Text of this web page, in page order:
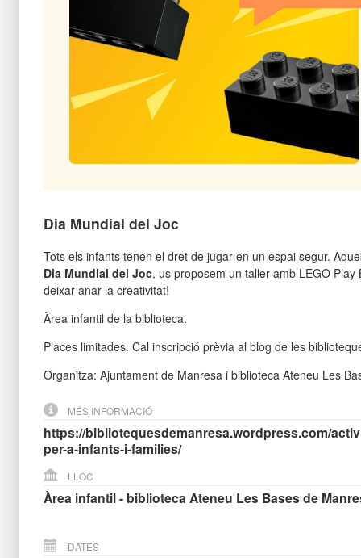
Dia Mundial del Joc
Tots els infants tenen el dret de jugar en un espai segur.
Dia Mundial del Joc, us proposem un taller amb LEGO Play
deixar anar la creativitat!
Àrea infantil de la biblioteca.
Places limitades. Cal inscripció prèvia al blog de les
Organitza: Ajuntament de Manresa i biblioteca Ateneu Les
MÉS INFORMACIÓ
https://bibliotequesdemanresa.wordpress.com/
per-a-infants-i-families/
LLOC
Àrea infantil - biblioteca Ateneu Les Bases de
DATES